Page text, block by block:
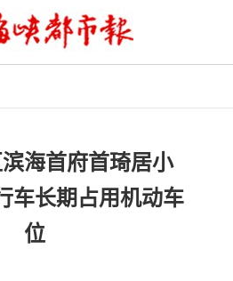
海首府首琦居小
车长期占用机动车
位